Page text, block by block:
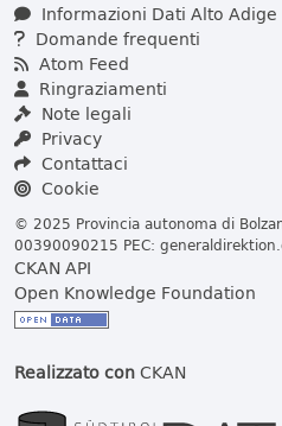
Informazioni Dati Alto Adige
Domande frequenti
Atom Feed
Ringraziamenti
Note legali
Privacy
Contattaci
Cookie
© 2025 Provincia autonoma di
00390090215 PEC:
CKAN API
Open Knowledge Foundation
Realizzato conCKAN